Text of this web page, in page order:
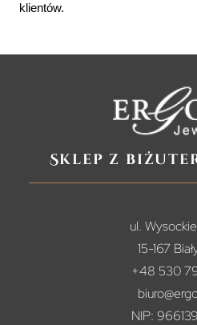
klientów.
Sklep z
ul.
15-167
+48 530
NIP: